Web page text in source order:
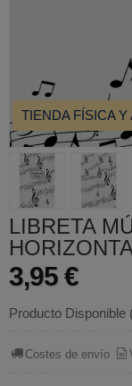
TIENDA FÍSICA Y
LIBRETA
3,95 €
Producto Disponible
Costes de envío